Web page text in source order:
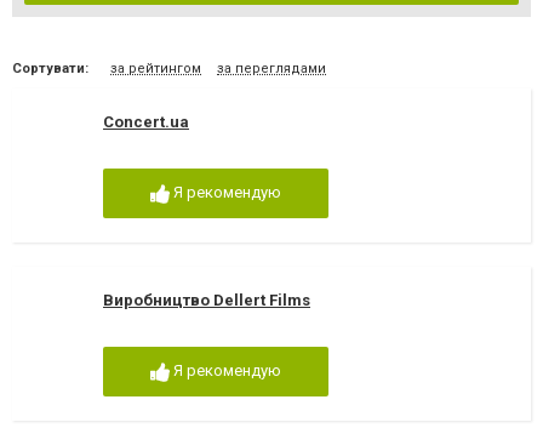
Сортувати: за рейтингом за переглядами
Concert.ua
Я рекомендую
Виробництво Dellert Films
Я рекомендую